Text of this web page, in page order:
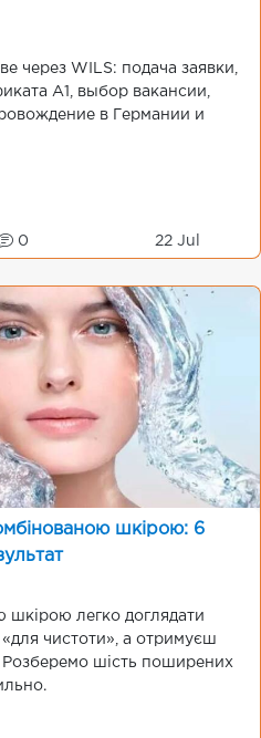
через WILS: подача заявки,
A1, выбор вакансии,
в Германии и
0 22 Jul
шкірою: 6
легко доглядати
чистоти», а отримуєш
шість поширених